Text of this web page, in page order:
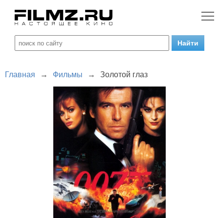
Главная → Фильмы → Золотой глаз